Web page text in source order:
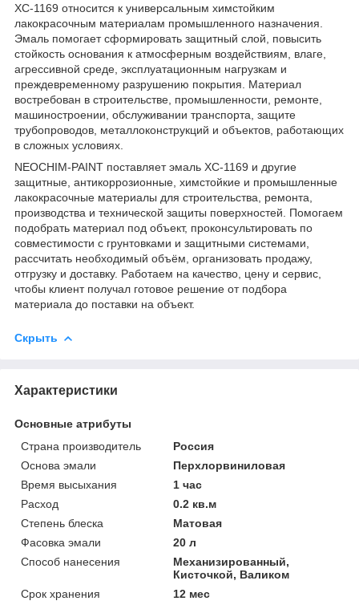
ХС-1169 относится к универсальным химстойким
лакокрасочным материалам промышленного назначения.
Эмаль помогает сформировать защитный слой, повысить
стойкость основания к атмосферным воздействиям, влаге,
агрессивной среде, эксплуатационным нагрузкам и
преждевременному разрушению покрытия. Материал
востребован в строительстве, промышленности, ремонте,
машиностроении, обслуживании транспорта, защите
трубопроводов, металлоконструкций и объектов, работающих
в сложных условиях.
NEOCHIM-PAINT поставляет эмаль ХС-1169 и другие
защитные, антикоррозионные, химстойкие и промышленные
лакокрасочные материалы для строительства, ремонта,
производства и технической защиты поверхностей. Помогаем
подобрать материал под объект, проконсультировать по
совместимости с грунтовками и защитными системами,
рассчитать необходимый объём, организовать продажу,
отгрузку и доставку. Работаем на качество, цену и сервис,
чтобы клиент получал готовое решение от подбора
материала до поставки на объект.
Скрыть
Характеристики
Основные атрибуты
Страна производитель
Россия
Основа эмали
Перхлорвиниловая
Время высыхания
1 час
Расход
0.2 кв.м
Степень блеска
Матовая
Фасовка эмали
20 л
Способ нанесения
Механизированный,
Кисточкой, Валиком
Срок хранения
12 мес